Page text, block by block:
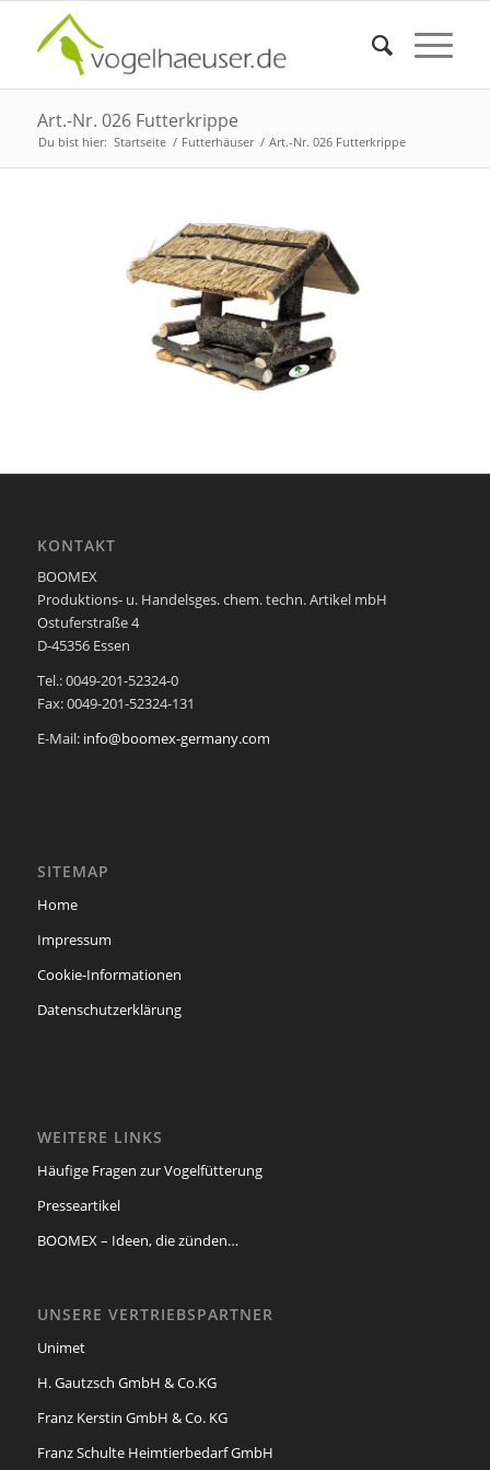
Art.-Nr. 026 Futterkrippe
Du bist hier: Startseite / Futterhäuser / Art.-Nr. 026 Futterkrippe
KONTAKT
BOOMEX
Produktions- u. Handelsges. chem. techn. Artikel mbH
Ostuferstraße 4
D-45356 Essen
Tel.: 0049-201-52324-0
Fax: 0049-201-52324-131
E-Mail: info@boomex-germany.com
SITEMAP
Home
Impressum
Cookie-Informationen
Datenschutzerklärung
WEITERE LINKS
Häufige Fragen zur Vogelfütterung
Presseartikel
BOOMEX – Ideen, die zünden…
UNSERE VERTRIEBSPARTNER
Unimet
H. Gautzsch GmbH & Co.KG
Franz Kerstin GmbH & Co. KG
Franz Schulte Heimtierbedarf GmbH